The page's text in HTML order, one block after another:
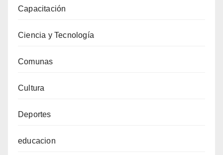
Capacitación
Ciencia y Tecnología
Comunas
Cultura
Deportes
educacion